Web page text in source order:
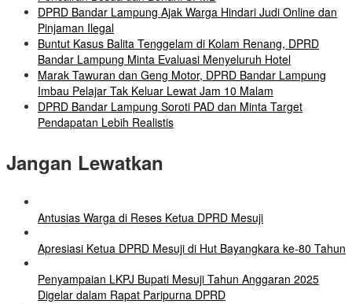
DPRD Bandar Lampung Ajak Warga Hindari Judi Online dan
Pinjaman Ilegal
Buntut Kasus Balita Tenggelam di Kolam Renang, DPRD
Bandar Lampung Minta Evaluasi Menyeluruh Hotel
Marak Tawuran dan Geng Motor, DPRD Bandar Lampung
Imbau Pelajar Tak Keluar Lewat Jam 10 Malam
DPRD Bandar Lampung Soroti PAD dan Minta Target
Pendapatan Lebih Realistis
Jangan Lewatkan
Antusias Warga di Reses Ketua DPRD Mesuji
Apresiasi Ketua DPRD Mesuji di Hut Bayangkara ke-80 Tahun
Penyampaian LKPJ Bupati Mesuji Tahun Anggaran 2025
Digelar dalam Rapat Paripurna DPRD